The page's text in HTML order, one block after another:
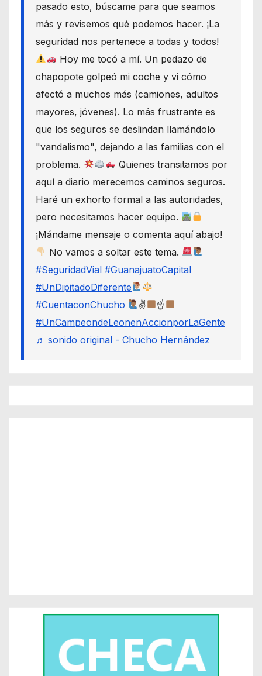
pasado esto, búscame para que seamos
más y revisemos qué podemos hacer. ¡La
seguridad nos pertenece a todas y todos!
Hoy me tocó a mí. Un pedazo de
chapopote golpeó mi coche y vi cómo
afectó a muchos más (camiones, adultos
mayores, jóvenes). Lo más frustrante es
que los seguros se deslindan llamándolo
"vandalismo", dejando a las familias con el
problema.
Quienes transitamos por
aquí a diario merecemos caminos seguros.
Haré un exhorto formal a las autoridades,
pero necesitamos hacer equipo.
¡Mándame mensaje o comenta aquí abajo!
No vamos a soltar este tema.
#SeguridadVial #GuanajuatoCapital
#UnDipitadoDiferente
#CuentaconChucho
✌
☝
#UnCampeondeLeonenAccionporLaGente
♬ sonido original - Chucho Hernández